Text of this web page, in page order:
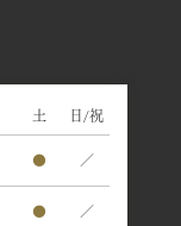
土
日/祝
● ／
● ／